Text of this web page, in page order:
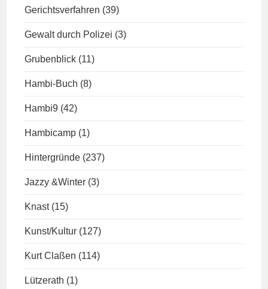
Gerichtsverfahren (39)
Gewalt durch Polizei (3)
Grubenblick (11)
Hambi-Buch (8)
Hambi9 (42)
Hambicamp (1)
Hintergründe (237)
Jazzy &Winter (3)
Knast (15)
Kunst/Kultur (127)
Kurt Claßen (114)
Lützerath (1)